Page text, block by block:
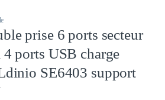
prise 6 ports secteur
4 ports USB charge
SE6403 support